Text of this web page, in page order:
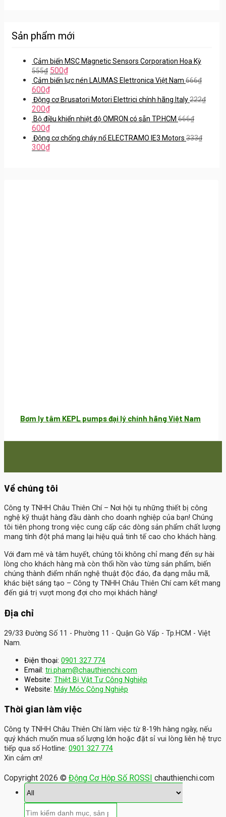
Sản phẩm mới
Cảm biến MSC Magnetic Sensors Corporation Hoa Kỳ
555₫ 500₫
Cảm biến lực nén LAUMAS Elettronica Việt Nam 666₫
600₫
Động cơ Brusatori Motori Elettrici chính hãng Italy222₫
200₫
Bộ điều khiển nhiệt độ OMRON có sẵn TP.HCM 666₫
600₫
Động cơ chống cháy nổ ELECTRAMO IE3 Motors 333₫
300₫
Bơm ly tâm KEPL pumps đại lý chính hãng Việt Nam
Về chúng tôi
Công ty TNHH Châu Thiên Chí– Nơi hội tụ những thiết bị công
nghệ kỹ thuật hàng đầu dành cho doanh nghiệp của bạn! Chúng
tôi tiên phong trong việc cung cấp các dòng sản phẩm chất lượng
mang tính đột phá mang lại hiệu quả tinh tế cao cho khách hàng.
Với đam mê và tâm huyết, chúng tôi không chỉ mang đến sự hài
lòng cho khách hàng mà còn thổi hồn vào từng sản phẩm, biến
chúng thành điểm nhấn nghệ thuật độc đáo, đa dạng mẫu mã,
khác biệt sáng tạo – Công ty TNHH Châu Thiên Chí cam kết mang
đến giá trị vượt mong đợi cho mọi khách hàng!
Địa chỉ
29/33 Đường Số 11 - Phường 11 - Quận Gò Vấp - Tp.HCM - Việt
Nam.
Điện thoại: 0901 327 774
Email: tri.pham@chauthienchi.com
Website: Thiệt Bị Vật Tư Công Nghiệp
Website: Máy Móc Công Nghiệp
Thời gian làm việc
Công ty TNHH Châu Thiên Chí làm việc từ 8-19h hàng ngày, nếu
quý khách muốn mua số lượng lớn hoặc đặt sỉ vui lòng liên hệ trực
tiếp qua số Hotline: 0901 327 774
Xin cảm ơn!
Copyright 2026 © Động Cơ Hộp Số ROSSI chauthienchi.com